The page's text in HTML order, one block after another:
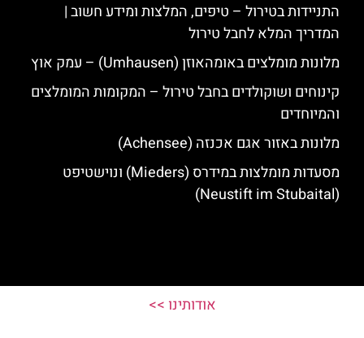
התניידות בטירול – טיפים, המלצות ומידע חשוב |
המדריך המלא לחבל טירול
מלונות מומלצים באומהאוזן (Umhausen) – עמק אוץ
קינוחים ושוקולדים בחבל טירול – המקומות המומלצים
והמיוחדים
מלונות באזור אגם אכנזה (Achensee)
מסעדות מומלצות במידרס (Mieders) ונוישטיפט
(Neustift im Stubaital)
אודותינו >>